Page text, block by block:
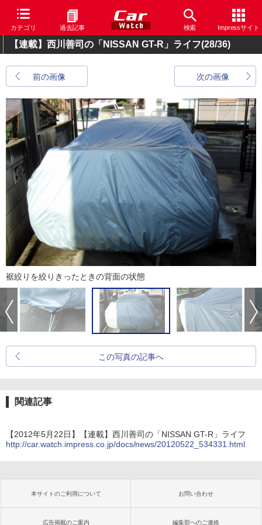
カテゴリ 過去記事 検索 Impressサイト
【連載】西川善司の「NISSAN GT-R」ライフ(28/36)
前の画像 次の画像
裾絞りを絞りきったときの背面の状態
この写真の記事へ
関連記事
【2012年5月22日】【連載】西川善司の「NISSAN GT-R」ライフ
http://car.watch.impress.co.jp/docs/news/20120522_534331.html
本サイトのご利用について お問い合わせ
広告掲載のご案内 編集部へのご連絡